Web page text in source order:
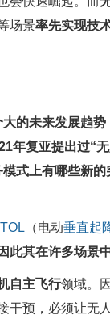
场景率先实现技
大的未来发展趋
年复亚提出过“
式上有哪些新的
（电动垂直起
因此其在许多场景
自主飞行领域。
干预，必须让无